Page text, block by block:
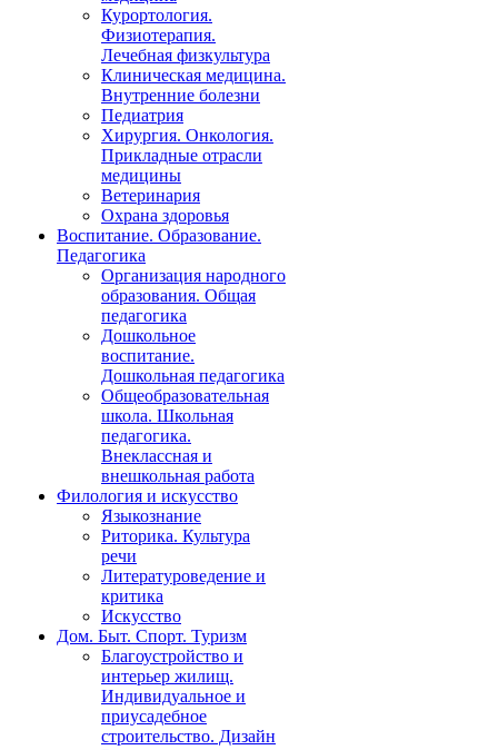
Курортология.
Физиотерапия.
Лечебная физкультура
Клиническая медицина.
Внутренние болезни
Педиатрия
Хирургия. Онкология.
Прикладные отрасли
медицины
Ветеринария
Охрана здоровья
Воспитание. Образование.
Педагогика
Организация народного
образования. Общая
педагогика
Дошкольное
воспитание.
Дошкольная педагогика
Общеобразовательная
школа. Школьная
педагогика.
Внеклассная и
внешкольная работа
Филология и искусство
Языкознание
Риторика. Культура
речи
Литературоведение и
критика
Искусство
Дом. Быт. Спорт. Туризм
Благоустройство и
интерьер жилищ.
Индивидуальное и
приусадебное
строительство. Дизайн